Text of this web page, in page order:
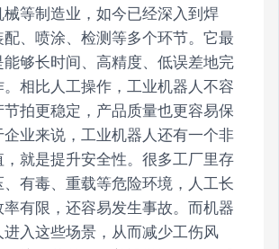
等制造业，如今已经深入到焊
、喷涂、检测等多个环节。它最
够长时间、高精度、低误差地完
相比人工操作，工业机器人不容
拍更稳定，产品质量也更容易保
业来说，工业机器人还有一个非
就是提升安全性。很多工厂里存
有毒、重载等危险环境，人工长
有限，还容易发生事故。而机器
进入这些场景，从而减少工伤风